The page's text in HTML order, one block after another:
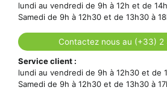
lundi au vendredi de 9h à 12h et de
Samedi de 9h à 12h30 et de 13h30 à
Contactez nous au (+33) 2
Service client :
lundi au vendredi de 9h à 12h30 et de
Samedi de 9h à 12h30 et de 13h30 à